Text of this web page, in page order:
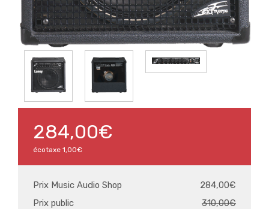
284,00€
écotaxe 1,00€
Prix Music Audio Shop
284,00€
Prix public
310,00€